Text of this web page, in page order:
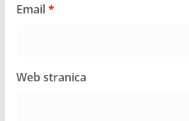
Email*
Web stranica